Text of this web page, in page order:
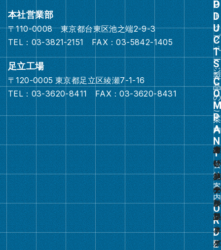
本社営業部
〒110-0008 東京都台東区池之端2-9-3
TEL：03-3821-2151 FAX：03-5842-1405
足立工場
〒120-0005 東京都足立区綾瀬7-1-16
TEL：03-3620-8411 FAX：03-3620-8431
ト
ッ
プ
ペ
ー
ジ
ー
プ
リ
ン
ク
会
社
案
内
グ
ル
ー
プ
リ
ン
ク
グ
ル
ー
製
品
の
ご
案
内
オ
リ
ジ
ナ
ル
フ
ァ
イ
白
い
フ
ァ
イ
ル
・
バ
ス
ー
パ
ー
ク
リ
ス
タ
カ
レ
ン
ダ
ー
製
本
オ
リ
ジ
ナ
ル
ク
リ
ア
タ
ビ
メ
モ
リ
そ
の
他
の
製
品
綴
じ
具